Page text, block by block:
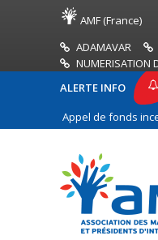
AMF (France)
ADAMAVAR
NUMERISATION
ALERTE INFO
Appel de fonds